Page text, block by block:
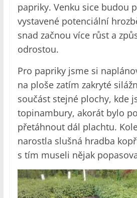
papriky. Venku sice budou
vystavené potenciální
snad začnou více růst a
odrostou.
Pro papriky jsme si
na ploše zatím zakryté
součást stejné plochy, kde
topinambury, akorát bylo
přetáhnout dál plachtu.
narostla slušná hradba
s tím museli nějak